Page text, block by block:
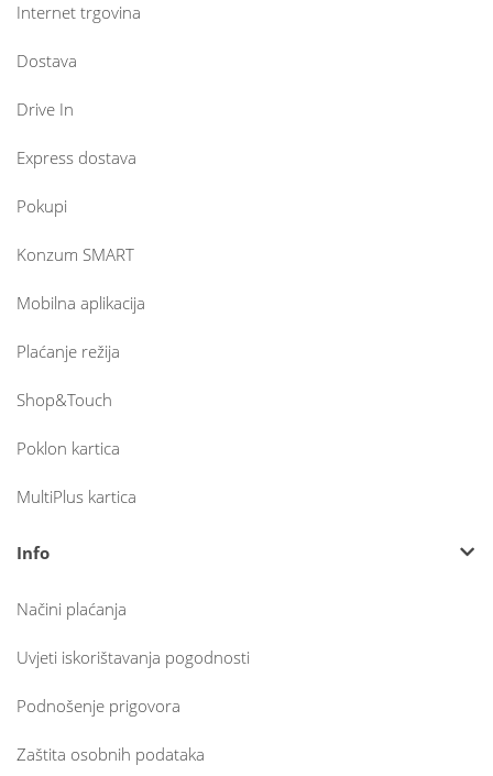
Internet trgovina
Dostava
Drive In
Express dostava
Pokupi
Konzum SMART
Mobilna aplikacija
Plaćanje režija
Shop&Touch
Poklon kartica
MultiPlus kartica
Info
Načini plaćanja
Uvjeti iskorištavanja pogodnosti
Podnošenje prigovora
Zaštita osobnih podataka